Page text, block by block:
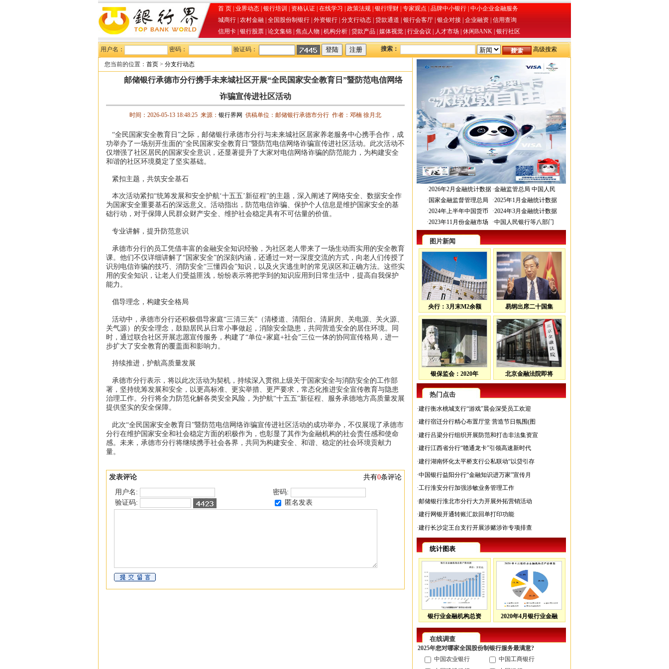
首 页 业界动态 银行培训 资格认证 在线学习 政策法规 银行理财 专家观点 品牌中小银行 中小企业金融服务
城商行 农村金融 全国股份制银行 外资银行 分支行动态 贷款通道 银行会客厅 银企对接 企业融资 信用查询
信用卡 银行股票 论文集锦 焦点人物 机构分析 贷款产品 媒体视觉 行业会议 人才市场 休闲BANK 银行社区
用户名： 密码： 验证码： 搜索： 高级搜索
您当前的位置： 首页 > 分支行动态
邮储银行承德市分行携手未来城社区开展“全民国家安全教育日”暨防范电信网络
诈骗宣传进社区活动
时间：2026-05-13 18:48:25 来源： 银行界网 供稿单位：邮储银行承德市分行 作者：邓楠 徐月北
“全民国家安全教育日”之际，邮储银行承德市分行与未来城社区居家养老服务中心携手合作，成
功举办了一场别开生面的“全民国家安全教育日”暨防范电信网络诈骗宣传进社区活动。此次活动不
仅增强了社区居民的国家安全意识，还显著提升了大家对电信网络诈骗的防范能力，为构建安全
和谐的社区环境奠定了坚实基础。
紧扣主题，共筑安全基石
本次活动紧扣“统筹发展和安全护航‘十五五’新征程”的主题，深入阐述了网络安全、数据安全作
为国家安全重要基石的深远意义。活动指出，防范电信诈骗、保护个人信息是维护国家安全的基
础行动，对于保障人民群众财产安全、维护社会稳定具有不可估量的价值。
专业讲解，提升防范意识
承德市分行的员工凭借丰富的金融安全知识经验，为社区老人带来了一场生动而实用的安全教育
课。他们不仅详细讲解了“国家安全”的深刻内涵，还通过一对一深度交流的方式，向老人们传授了
识别电信诈骗的技巧、消防安全“三懂四会”知识，以及火灾逃生时的常见误区和正确方法。这些实
用的安全知识，让老人们受益匪浅，纷纷表示将把学到的知识应用到日常生活中，提高自我保护
能力。
倡导理念，构建安全格局
活动中，承德市分行还积极倡导家庭“三清三关”（清楼道、清阳台、清厨房、关电源、关火源、
关气源）的安全理念，鼓励居民从日常小事做起，消除安全隐患，共同营造安全的居住环境。同
时，通过联合社区开展志愿宣传服务，构建了“单位+家庭+社会”三位一体的协同宣传格局，进一
步扩大了安全教育的覆盖面和影响力。
持续推进，护航高质量发展
承德市分行表示，将以此次活动为契机，持续深入贯彻上级关于国家安全与消防安全的工作部
署，坚持统筹发展和安全，以更高标准、更实举措、更严要求，常态化推进安全宣传教育与隐患
治理工作。分行将全力防范化解各类安全风险，为护航“十五五”新征程、服务承德地方高质量发展
提供坚实的安全保障。
此次“全民国家安全教育日”暨防范电信网络诈骗宣传进社区活动的成功举办，不仅展现了承德市
分行在维护国家安全和社会稳定方面的积极作为，也彰显了其作为金融机构的社会责任感和使命
感。未来，承德市分行将继续携手社会各界，共同为构建安全、和谐、稳定的社会环境贡献力
量。
发表评论 共有0条评论
用户名:
密码:
验证码:
匿名发表
·2026年2月金融统计数据 ·金融监管总局 中国人民
· 国家金融监督管理总局 ·2025年1月金融统计数据
·2024年上半年中国货币 ·2024年3月金融统计数据
·2023年11月份金融市场 ·中国人民银行等八部门
图片新闻
央行：3月末M2余额 易纲出席二十国集
银保监会：2020年 北京金融法院即将
热门点击
·建行衡水桃城支行“游戏”晨会深受员工欢迎
·建行宿迁分行精心布置厅堂 营造节日氛围(图
·建行吕梁分行组织开展防范和打击非法集资宣
·建行江西省分行“赣通龙卡”引领高速新时代
·建行湖南怀化太平桥支行公私联动“以贷引存
·中国银行益阳分行“金融知识进万家”宣传月
·工行淮安分行加强涉敏业务管理工作
·邮储银行淮北市分行大力开展外拓营销活动
·建行网银开通转账汇款回单打印功能
·建行长沙定王台支行开展涉赌涉诈专项排查
统计图表
银行业金融机构总资 2020年4月银行业金融
在线调查
2025年您对哪家全国股份制银行服务最满意?
中国农业银行
中国工商银行